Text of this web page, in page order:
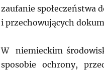
zaufanie społeczeństwa
i przechowujących
W niemieckim
sposobie ochrony,